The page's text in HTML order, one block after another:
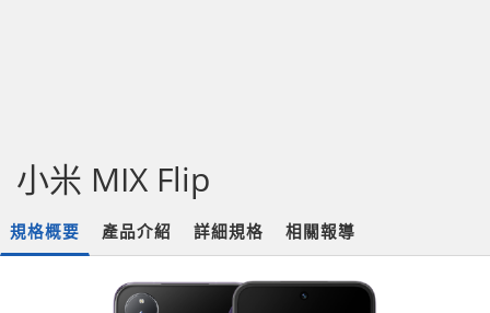
小米 MIX Flip
規格概要 產品介紹 詳細規格 相關報導